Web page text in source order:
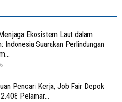
Ekosistem Laut dalam
Indonesia Suarakan Perlindungan
Pencari Kerja, Job Fair Depok
Pelamar...